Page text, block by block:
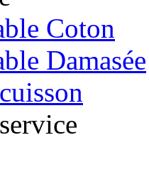
Coton
Damasée